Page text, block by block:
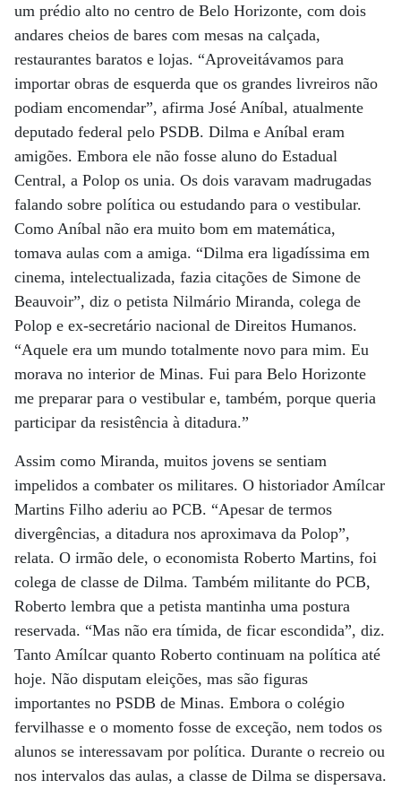
um prédio alto no centro de Belo Horizonte, com dois
andares cheios de bares com mesas na calçada,
restaurantes baratos e lojas. “Aproveitávamos para
importar obras de esquerda que os grandes livreiros não
podiam encomendar”, afirma José Aníbal, atualmente
deputado federal pelo PSDB. Dilma e Aníbal eram
amigões. Embora ele não fosse aluno do Estadual
Central, a Polop os unia. Os dois varavam madrugadas
falando sobre política ou estudando para o vestibular.
Como Aníbal não era muito bom em matemática,
tomava aulas com a amiga. “Dilma era ligadíssima em
cinema, intelectualizada, fazia citações de Simone de
Beauvoir”, diz o petista Nilmário Miranda, colega de
Polop e ex-secretário nacional de Direitos Humanos.
“Aquele era um mundo totalmente novo para mim. Eu
morava no interior de Minas. Fui para Belo Horizonte
me preparar para o vestibular e, também, porque queria
participar da resistência à ditadura.”
Assim como Miranda, muitos jovens se sentiam
impelidos a combater os militares. O historiador Amílcar
Martins Filho aderiu ao PCB. “Apesar de termos
divergências, a ditadura nos aproximava da Polop”,
relata. O irmão dele, o economista Roberto Martins, foi
colega de classe de Dilma. Também militante do PCB,
Roberto lembra que a petista mantinha uma postura
reservada. “Mas não era tímida, de ficar escondida”, diz.
Tanto Amílcar quanto Roberto continuam na política até
hoje. Não disputam eleições, mas são figuras
importantes no PSDB de Minas. Embora o colégio
fervilhasse e o momento fosse de exceção, nem todos os
alunos se interessavam por política. Durante o recreio ou
nos intervalos das aulas, a classe de Dilma se dispersava.